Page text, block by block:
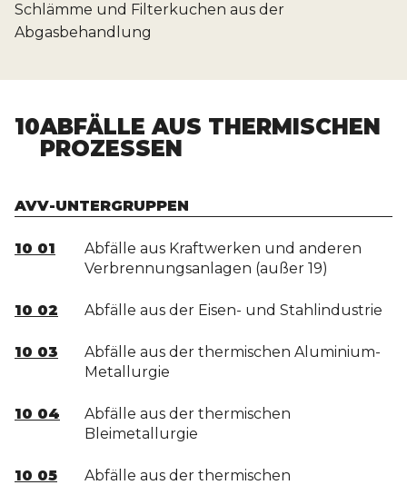
Schlämme und Filterkuchen aus der
Abgasbehandlung
10ABFÄLLE AUS THERMISCHEN
PROZESSEN
AVV-UNTERGRUPPEN
10 01
Abfälle aus Kraftwerken und anderen
Verbrennungsanlagen (außer 19)
10 02 Abfälle aus der Eisen- und Stahlindustrie
10 03
Abfälle aus der thermischen Aluminium-
Metallurgie
10 04
Abfälle aus der thermischen
Bleimetallurgie
10 05
Abfälle aus der thermischen